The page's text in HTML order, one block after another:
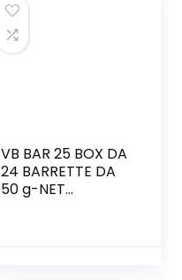
VB BAR 25 BOX DA
24 BARRETTE DA
50 g-NET